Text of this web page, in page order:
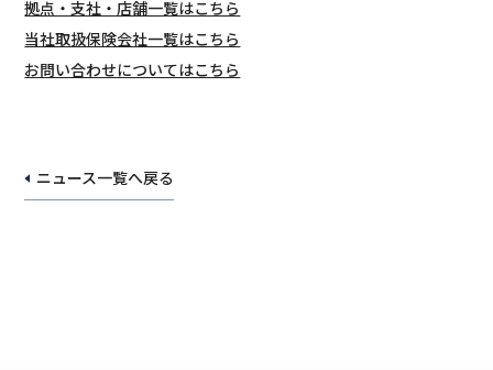
拠点・支社・店舗一覧はこちら
当社取扱保険会社一覧はこちら
お問い合わせについてはこちら
ニュース一覧へ戻る